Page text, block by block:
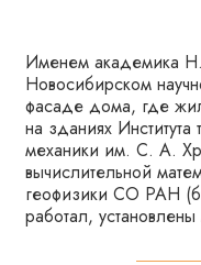
Именем академика
Новосибирском
фасаде дома, где
на зданиях
механики им. С. А.
вычислительной
геофизики СО РАН
работал,